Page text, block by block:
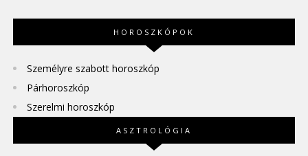
HOROSZKÓPOK
Személyre szabott horoszkóp
Párhoroszkóp
Szerelmi horoszkóp
ASZTROLÓGIA